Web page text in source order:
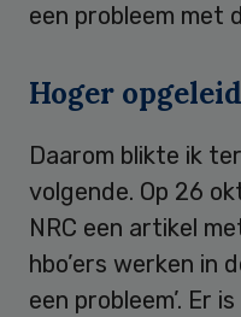
een probleem met
Hoger
Daarom blikte ik
volgende. Op 26
NRC een artikel
hbo’ers werken in
een probleem’. Er